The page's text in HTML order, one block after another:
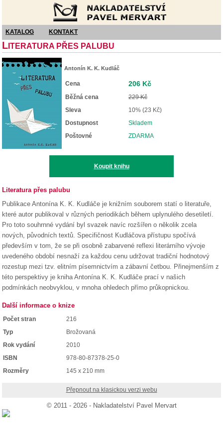
KATALOG KONTAKT
L ITERATURA PŘES PALUBU
Antonín K. K. Kudláč
Cena 206 Kč
Běžná cena
229 Kč
Sleva
10% (23 Kč)
Dostupnost
Skladem
Poštovné
ZDARMA
Koupit knihu
Literatura přes palubu
Publikace Antonína K. K. Kudláče je knižním souborem statí o literatuře,
které autor publikoval v různých periodikách během uplynulého desetiletí.
Pro toto souhrnné vydání byl svazek navíc rozšířen o několik zcela
nových, původních textů. Specifičnost Kudláčova přístupu spočívá
především v tom, že se při osobně zabarvené reflexi literárního vývoje
uvedeného období nesnaží za každou cenu udržovat tradiční hodnotový
rozestup mezi tzv. elitním písemnictvím a zábavní četbou. Přinejmenším z
této perspektivy je kniha Antonína K. K. Kudláče prací v našich
podmínkách neobvyklou, v mnoha ohledech přímo průkopnickou.
Další informace o knize
Počet stran
216
Typ
Brožovaná
Rok vydání
2010
ISBN
978-80-87378-25-0
Rozměry
145 x 210 mm
Přepnout na klasickou verzi webu
© 2011 - 2026 - Nakladatelství Pavel Mervart